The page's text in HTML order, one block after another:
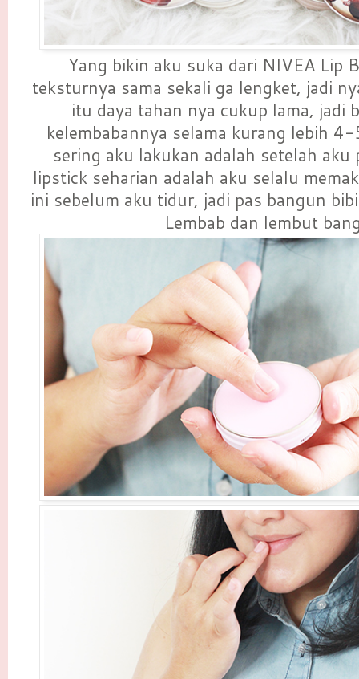
Yang bikin aku suka dari NIVEA Lip
teksturnya sama sekali ga lengket, jadi
itu daya tahan nya cukup lama, jadi
kelembabannya selama kurang lebih
sering aku lakukan adalah setelah aku
lipstick seharian adalah aku selalu
ini sebelum aku tidur, jadi pas bangun
Lembab dan lembut